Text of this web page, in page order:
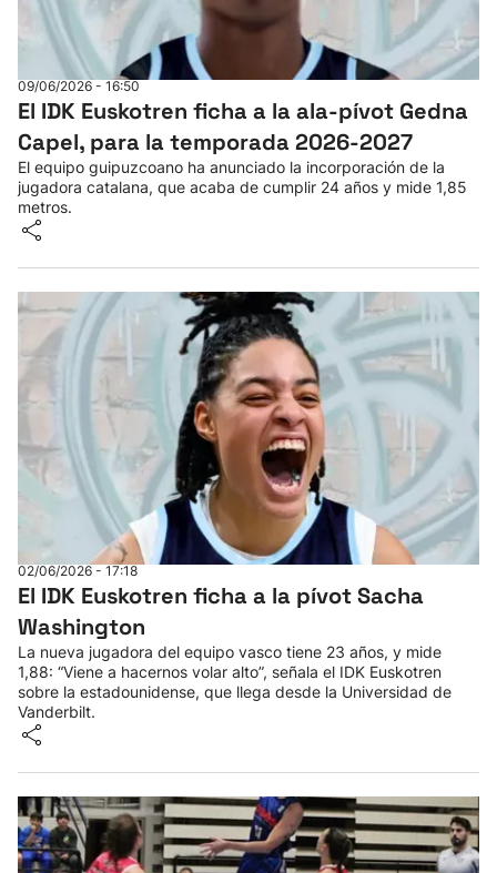
09/06/2026 - 16:50
El IDK Euskotren ficha a la ala-pívot Gedna
Capel, para la temporada 2026-2027
El equipo guipuzcoano ha anunciado la incorporación de la
jugadora catalana, que acaba de cumplir 24 años y mide 1,85
metros.
02/06/2026 - 17:18
El IDK Euskotren ficha a la pívot Sacha
Washington
La nueva jugadora del equipo vasco tiene 23 años, y mide
1,88: “Viene a hacernos volar alto”, señala el IDK Euskotren
sobre la estadounidense, que llega desde la Universidad de
Vanderbilt.